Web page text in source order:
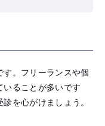
。フリーランスや個
いることが多いです
を心がけましょう。